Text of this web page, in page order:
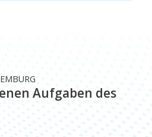
Aufgaben des